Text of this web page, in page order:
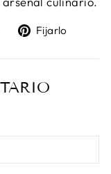
Tweet
X
Fijarlo